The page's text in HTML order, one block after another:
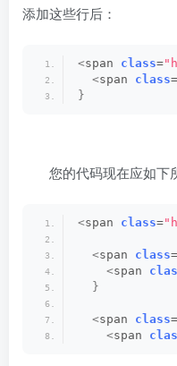
添加这些行后：
<span class=
<span class=
}
您的代码现在应如下
<span class=
<span class=
<span
}
<span class=
<span